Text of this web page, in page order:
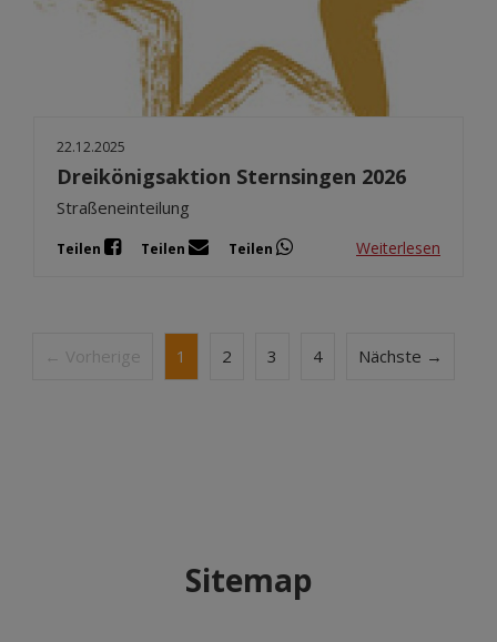
22.12.2025
Dreikönigsaktion Sternsingen 2026
Straßeneinteilung
Teilen Teilen Teilen Weiterlesen
← Vorherige 1 2 3 4 Nächste →
Sitemap